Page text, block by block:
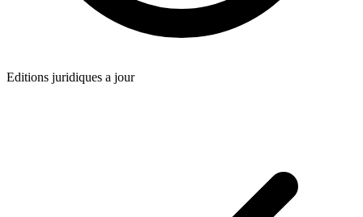
Editions juridiques a jour